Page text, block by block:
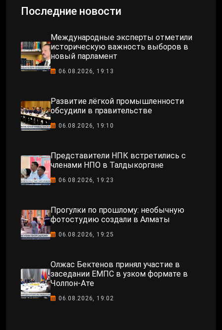
Последние новости
Международные эксперты отметили
историческую важность выборов в
новый парламент
06.08.2026, 19:13
Развитие лёгкой промышленности
обсудили в правительстве
06.08.2026, 19:10
Представители НПК встретились с
членами НПО в Талдыкоргане
06.08.2026, 19:23
Прогулки по прошлому: необычную
фотостудию создали в Алматы
06.08.2026, 19:25
Олжас Бектенов принял участие в
заседании ЕМПС в узком формате в
Чолпон-Ате
06.08.2026, 19:02